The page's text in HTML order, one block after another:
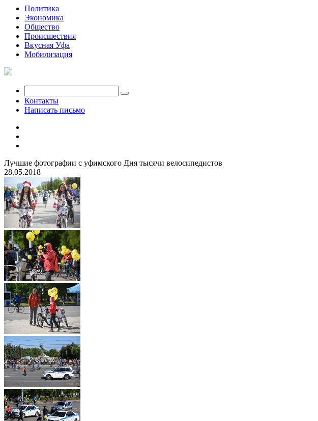
Политика
Экономика
Общество
Происшествия
Вкусная Уфа
Мобилизация
Контакты
Написать письмо
Лучшие фотографии с уфимского Дня тысячи велосипедистов
28.05.2018